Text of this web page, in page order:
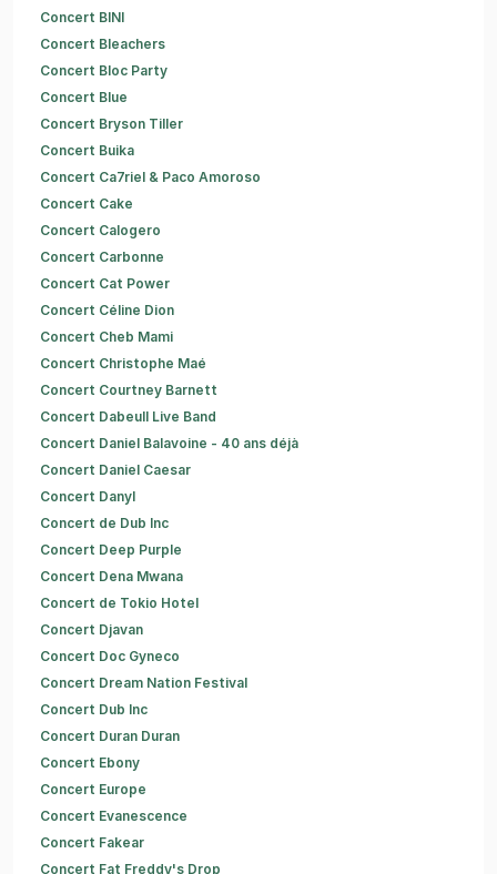
Concert BINI
Concert Bleachers
Concert Bloc Party
Concert Blue
Concert Bryson Tiller
Concert Buika
Concert Ca7riel & Paco Amoroso
Concert Cake
Concert Calogero
Concert Carbonne
Concert Cat Power
Concert Céline Dion
Concert Cheb Mami
Concert Christophe Maé
Concert Courtney Barnett
Concert Dabeull Live Band
Concert Daniel Balavoine - 40 ans déjà
Concert Daniel Caesar
Concert Danyl
Concert de Dub Inc
Concert Deep Purple
Concert Dena Mwana
Concert de Tokio Hotel
Concert Djavan
Concert Doc Gyneco
Concert Dream Nation Festival
Concert Dub Inc
Concert Duran Duran
Concert Ebony
Concert Europe
Concert Evanescence
Concert Fakear
Concert Fat Freddy's Drop